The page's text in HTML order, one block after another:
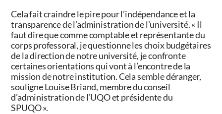
Cela fait craindre le pire pour l’indépendance et la
transparence de l’administration de l’université. « Il
faut dire que comme comptable et représentante du
corps professoral, je questionne les choix budgétaires
de la direction de notre université, je confronte
certaines orientations qui vont à l’encontre de la
mission de notre institution. Cela semble déranger,
souligneLouise Briand, membre du conseil
d’administration de l’UQO et présidente du
SPUQO ».